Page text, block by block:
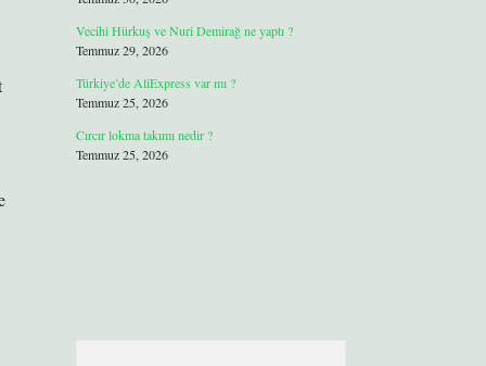
Vecihi Hürkuş ve Nuri Demirağ ne yaptı ?
Temmuz 29, 2026
Türkiye’de AliExpress var mı ?
Temmuz 25, 2026
Cırcır lokma takımı nedir ?
Temmuz 25, 2026